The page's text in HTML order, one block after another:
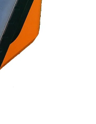
くくり罠（イノシシ・
シカ等）
苗木食害防止材